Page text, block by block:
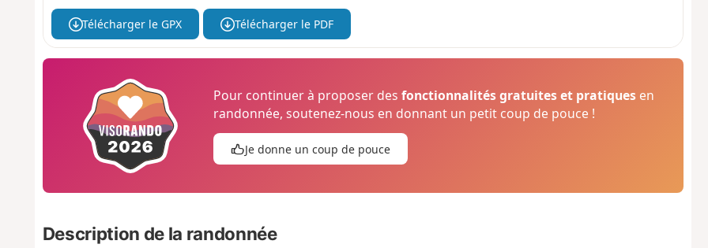
Télécharger le GPX Télécharger le PDF
Pour continuer à proposer desfonctionnalités gratuites et pratiques en
randonnée, soutenez-nous en donnant un petit coup de pouce !
Je donne un coup de pouce
Description de la randonnée